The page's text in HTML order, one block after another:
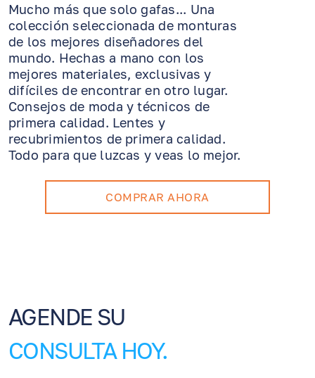
COMPRAR AHORA
Mucho más que solo gafas... Una
colección seleccionada de monturas
de los mejores diseñadores del
mundo. Hechas a mano con los
mejores materiales, exclusivas y
difíciles de encontrar en otro lugar.
Consejos de moda y técnicos de
primera calidad. Lentes y
recubrimientos de primera calidad.
Todo para que luzcas y veas lo mejor.
AGENDE SU
CONSULTA HOY.